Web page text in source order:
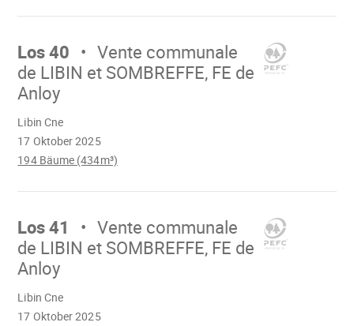
Mach
Los 40
Vente communale
de LIBIN et SOMBREFFE, FE de
Anloy
17 Oktober 2025
Libin Cne
194 Bäume (434m³)
Mach
Los 41
Vente communale
de LIBIN et SOMBREFFE, FE de
Anloy
17 Oktober 2025
Libin Cne